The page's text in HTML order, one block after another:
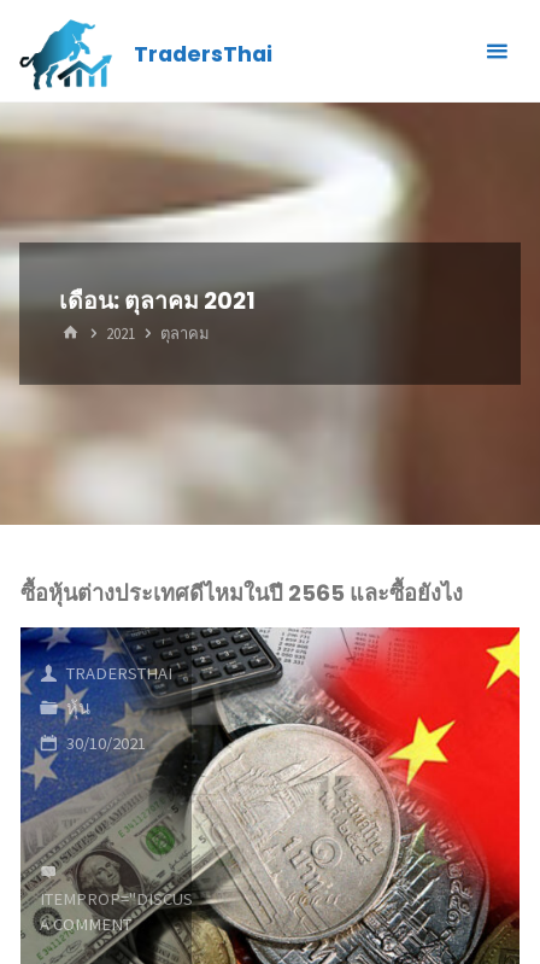
content
TradersThai
เดือน:ตุลาคม 2021
HOME2021 ตุลาคม
ซื้อหุ้นต่างประเทศดีไหมในปี 2565 และซื้อยังไง
TRADERSTHAI
หุ้น
30/10/2021
ITEMPROP="DISCUSSIONURL"LEAVE
A COMMENT